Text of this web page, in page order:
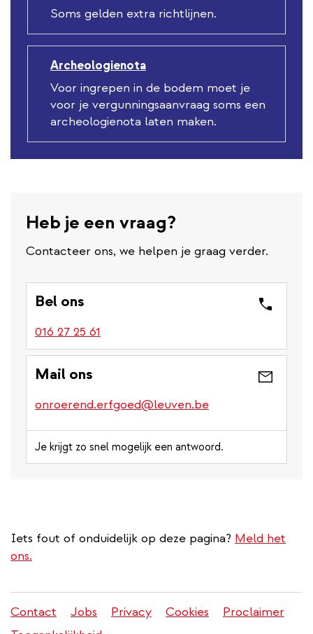
Soms gelden extra richtlijnen.
Archeologienota
Voor ingrepen in de bodem moet je
voor je vergunningsaanvraag soms een
archeologienota laten maken.
Heb je een vraag?
Contacteer ons, we helpen je graag verder.
Bel ons
016 27 25 61
Mail ons
onroerend.erfgoed@leuven.be
Je krijgt zo snel mogelijk een antwoord.
Iets fout of onduidelijk op deze pagina? Meld het
ons.
Juridisch
Contact Jobs Privacy Cookies
Proclaimer